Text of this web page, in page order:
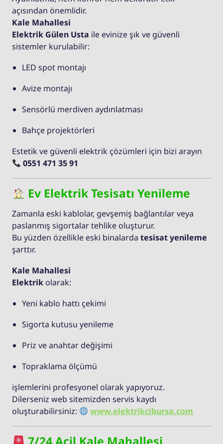
açısından önemlidir.
Kale Mahallesi
Elektrik Gülen Usta ile evinize şık ve güvenli
sistemler kurulabilir:
LED spot montajı
Avize montajı
Sensörlü merdiven aydınlatması
Bahçe projektörleri
Estetik ve güvenli elektrik çözümleri için bizi arayın
0551 471 35 91
Ev Elektrik Tesisatı Yenileme
Zamanla eski kablolar, gevşemiş bağlantılar veya
paslanmış sigortalar tehlike oluşturur.
Bu yüzden özellikle eski binalarda tesisat yenileme
şarttır.
Kale Mahallesi
Elektrik olarak:
Yeni kablo hattı çekimi
Sigorta kutusu yenileme
Priz ve anahtar değişimi
Topraklama ölçümü
işlemlerini profesyonel olarak yapıyoruz.
Dilerseniz web sitemizden servis kaydı
oluşturabilirsiniz:
www.elektrikcibursa.com